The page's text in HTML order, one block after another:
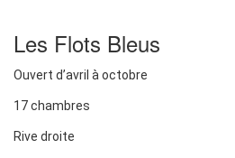
Les Flots Bleus
Ouvert d’avril à octobre
17 chambres
Rive droite